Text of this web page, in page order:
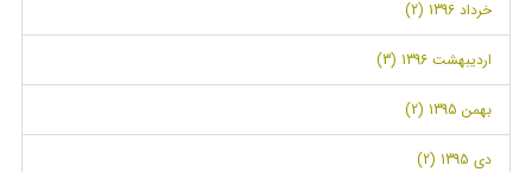
خرداد 1396 (2)
اردیبهشت 1396 (3)
بهمن 1395 (2)
دی 1395 (2)